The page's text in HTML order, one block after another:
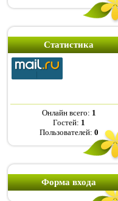
Статистика
Онлайн всего: 1
Гостей: 1
Пользователей: 0
Форма входа